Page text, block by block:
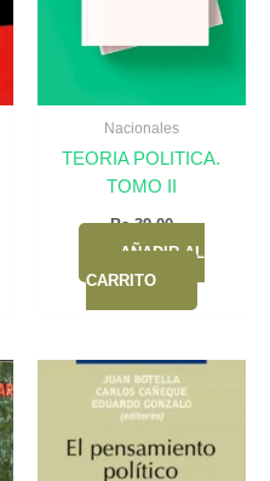
Nacionales
TEORIA POLITICA.
TOMO II
Bs.39,00
AÑADIR AL
CARRITO